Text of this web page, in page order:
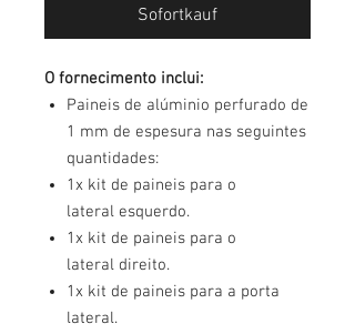
Sofortkauf
O fornecimento inclui:
Paineis de alúminio perfurado de
1 mm de espesura nas seguintes
quantidades:
1x kit de paineis para o
lateral esquerdo.
1x kit de paineis para o
lateral direito.
1x kit de paineis para a porta
lateral.